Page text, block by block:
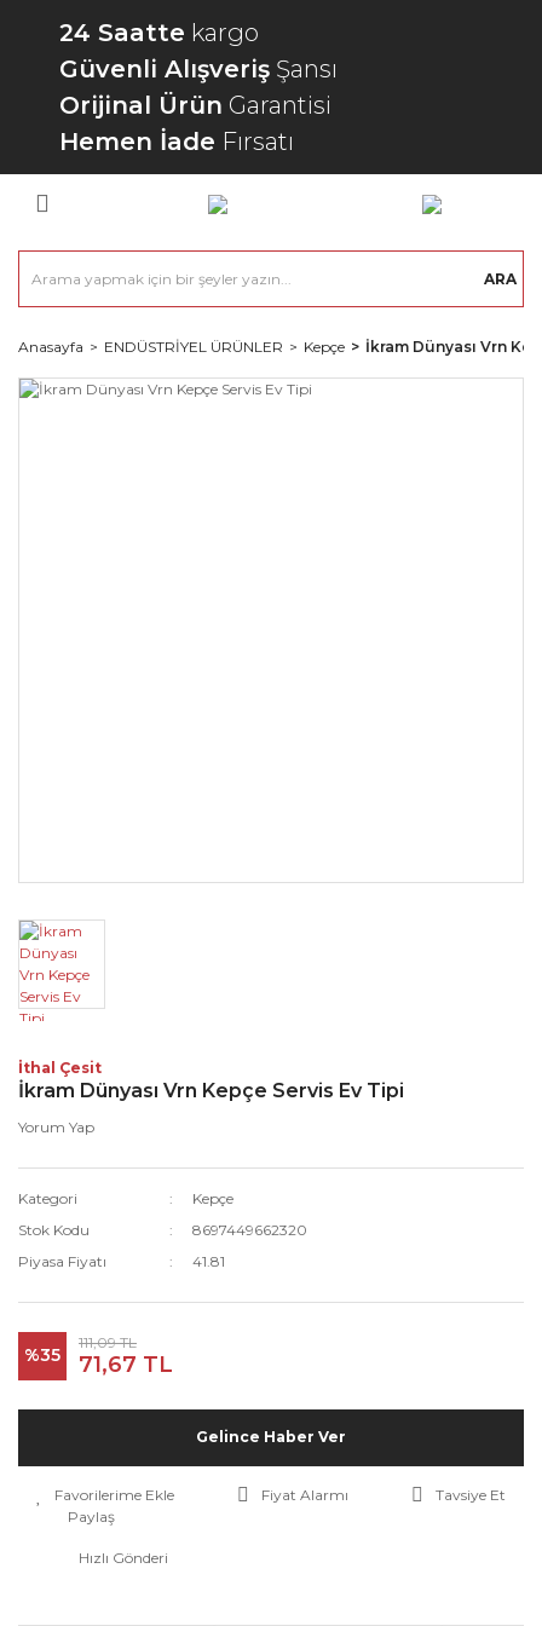
24 Saatte kargo
Güvenli Alışveriş Şansı
Orijinal Ürün Garantisi
Hemen İade Fırsatı
ARA
Anasayfa ENDÜSTRİYEL ÜRÜNLER Kepçe İkram Dünyası Vrn
İthal Çesit
İkram Dünyası Vrn Kepçe Servis Ev Tipi
Yorum Yap
Kategori
Kepçe
Stok Kodu
8697449662320
Piyasa Fiyatı
41.81
%35
111,09 TL
71,67 TL
Gelince Haber Ver
Fiyat Alarmı
Tavsiye Et
Paylaş
Hızlı Gönderi